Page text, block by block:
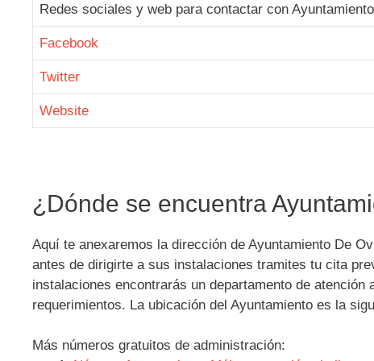
Redes sociales y web para contactar con
Facebook
Twitter
Website
¿Dónde se encuentra
Aquí te anexaremos la dirección de Ayuntamiento De
antes de dirigirte a sus instalaciones tramites tu cita
instalaciones encontrarás un departamento de
requerimientos. La ubicación del Ayuntamiento es la
Más números gratuitos de administración: